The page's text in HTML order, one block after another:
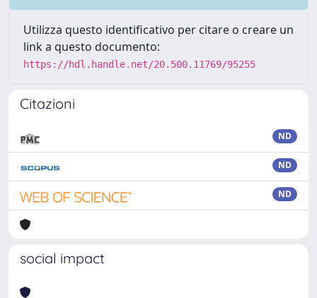
Utilizza questo identificativo per citare o creare un
link a questo documento:
https://hdl.handle.net/20.500.11769/95255
Citazioni
ND
ND
ND
social impact